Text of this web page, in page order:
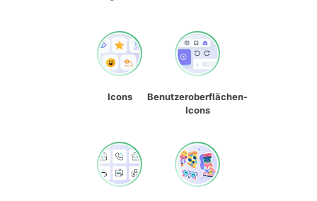
Icons
Benutzeroberflächen-
Icons